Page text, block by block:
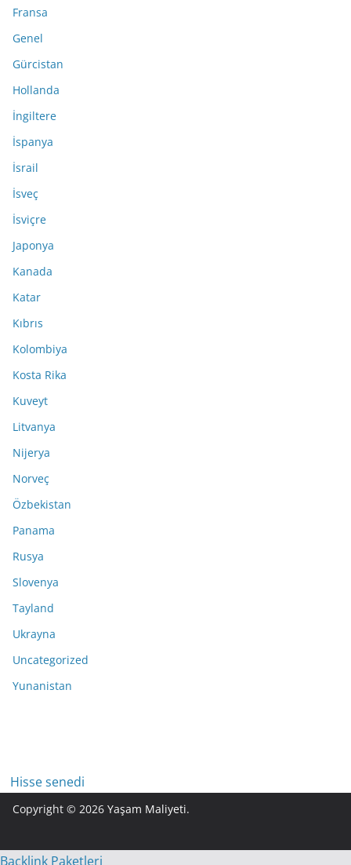
Fransa
Genel
Gürcistan
Hollanda
İngiltere
İspanya
İsrail
İsveç
İsviçre
Japonya
Kanada
Katar
Kıbrıs
Kolombiya
Kosta Rika
Kuveyt
Litvanya
Nijerya
Norveç
Özbekistan
Panama
Rusya
Slovenya
Tayland
Ukrayna
Uncategorized
Yunanistan
Hisse senedi
Copyright © 2026 Yaşam Maliyeti.
Backlink Paketleri